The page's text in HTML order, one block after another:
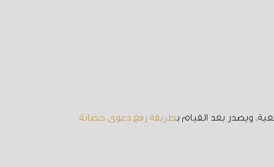
ويصدر بعد القيام بطريقة رفع دعوى حضانة